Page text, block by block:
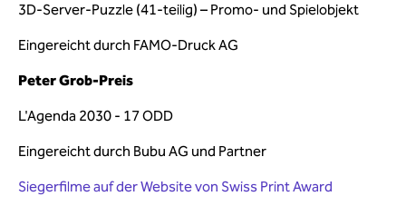
3D-Server-Puzzle (41-teilig) – Promo- und Spielobjekt
Eingereicht durch FAMO-Druck AG
Peter Grob-Preis
L'Agenda 2030 - 17 ODD
Eingereicht durch Bubu AG und Partner
Siegerfilme auf der Website von Swiss Print Award